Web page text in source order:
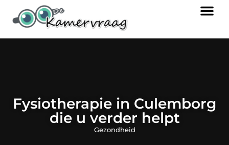
Fysiotherapie in Culemborg
die u verder helpt
Gezondheid